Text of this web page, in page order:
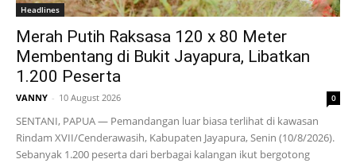
Headlines
Merah Putih Raksasa 120 x 80 Meter
Membentang di Bukit Jayapura, Libatkan
1.200 Peserta
VANNY - 10 August 2026 0
SENTANI, PAPUA — Pemandangan luar biasa terlihat di kawasan
Rindam XVII/Cenderawasih, Kabupaten Jayapura, Senin (10/8/2026).
Sebanyak 1.200 peserta dari berbagai kalangan ikut bergotong